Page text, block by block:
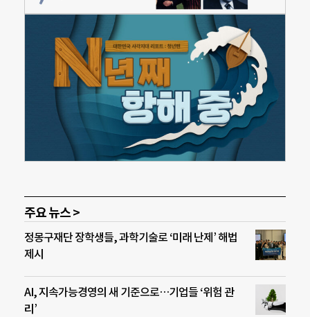
주요 뉴스 >
정몽구재단 장학생들, 과학기술로 ‘미래 난제’ 해법
제시
AI, 지속가능경영의 새 기준으로…기업들 ‘위험 관
리’